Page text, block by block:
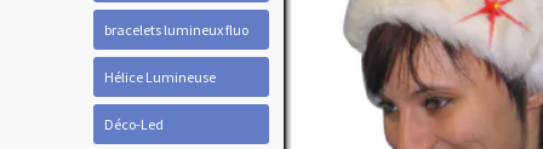
bracelets lumineux fluo
Hélice Lumineuse
Déco-Led